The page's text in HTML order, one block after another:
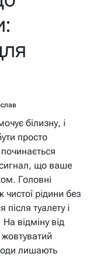
білизну, і
просто
сигнал, що ваше
Головні
чистої рідини без
після туалету і
відміну від
лишають